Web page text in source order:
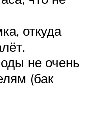
откуда
не очень
(бак